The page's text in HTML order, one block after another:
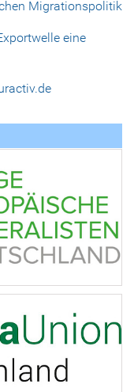
Migrationspolitik
eine